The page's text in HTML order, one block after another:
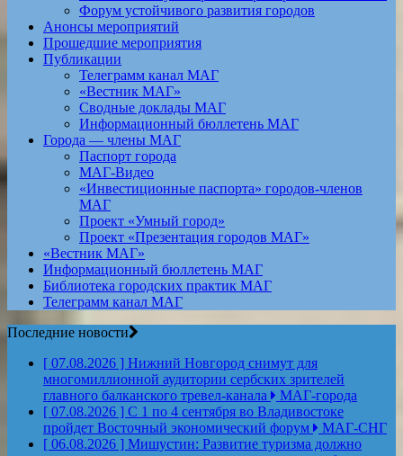
Форум устойчивого развития городов
Анонсы мероприятий
Прошедшие мероприятия
Публикации
Телеграмм канал МАГ
«Вестник МАГ»
Сводные доклады МАГ
Информационный бюллетень МАГ
Города — члены МАГ
Паспорт города
МАГ-Видео
«Инвестиционные паспорта» городов-членов
МАГ
Проект «Умный город»
Проект «Презентация городов МАГ»
«Вестник МАГ»
Информационный бюллетень МАГ
Библиотека городских практик МАГ
Телеграмм канал МАГ
Последние новости
[ 07.08.2026 ] Нижний Новгород снимут для
многомиллионной аудитории сербских зрителей
главного балканского тревел-канала
МАГ-города
[ 07.08.2026 ] С 1 по 4 сентября во Владивостоке
пройдет Восточный экономический форум
МАГ-СНГ
[ 06.08.2026 ] Мишустин: Развитие туризма должно